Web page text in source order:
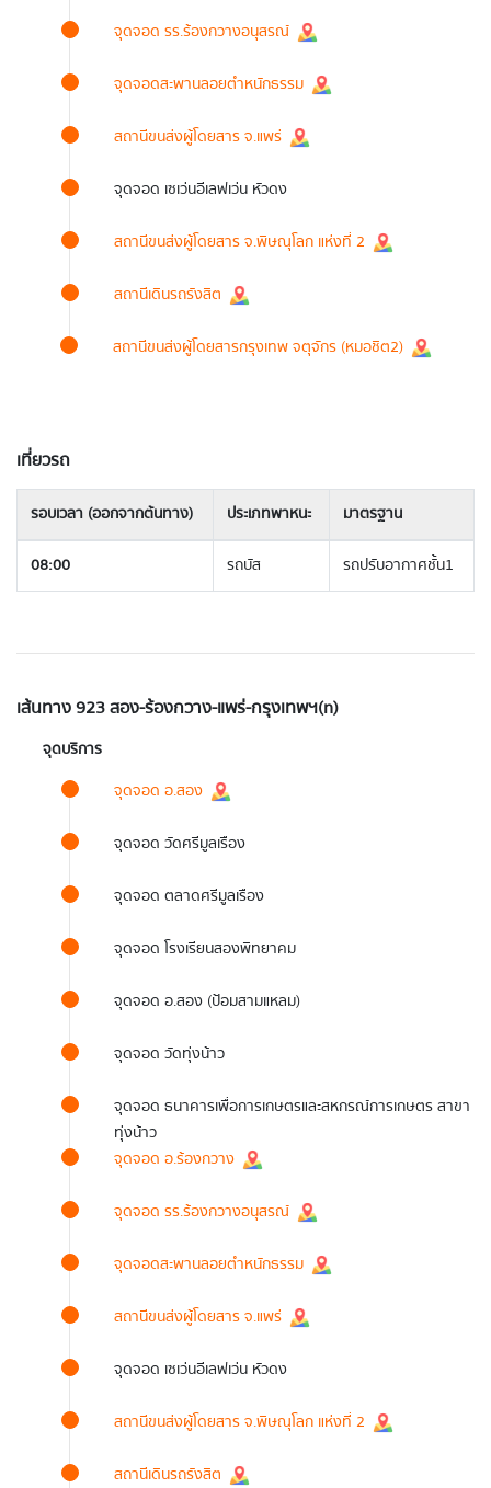
จุดจอด รร.ร้องกวางอนุสรณ์
จุดจอดสะพานลอยตำหนักธรรม
สถานีขนส่งผู้โดยสาร จ.แพร่
จุดจอด เซเว่นอีเลฟเว่น หัวดง
สถานีขนส่งผู้โดยสาร จ.พิษณุโลก แห่งที่ 2
สถานีเดินรถรังสิต
สถานีขนส่งผู้โดยสารกรุงเทพ จตุจักร (หมอชิต2)
เที่ยวรถ
รอบเวลา (ออกจากต้นทาง) ประเภทพาหนะ มาตรฐาน
08:00 รถบัส รถปรับอากาศชั้น1
เส้นทาง 923 สอง-ร้องกวาง-แพร่-กรุงเทพฯ(n)
จุดบริการ
จุดจอด อ.สอง
จุดจอด วัดศรีมูลเรือง
จุดจอด ตลาดศรีมูลเรือง
จุดจอด โรงเรียนสองพิทยาคม
จุดจอด อ.สอง (ป้อมสามแหลม)
จุดจอด วัดทุ่งน้าว
จุดจอด ธนาคารเพื่อการเกษตรและสหกรณ์การเกษตร สาขา
ทุ่งน้าว
จุดจอด อ.ร้องกวาง
จุดจอด รร.ร้องกวางอนุสรณ์
จุดจอดสะพานลอยตำหนักธรรม
สถานีขนส่งผู้โดยสาร จ.แพร่
จุดจอด เซเว่นอีเลฟเว่น หัวดง
สถานีขนส่งผู้โดยสาร จ.พิษณุโลก แห่งที่ 2
สถานีเดินรถรังสิต